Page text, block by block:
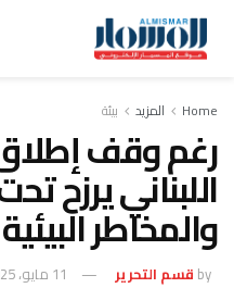
Home المزيد بيئة
رغم وقف إطلاق
اللبناني يرزح
والمخاطر البيئية
by قسم التحرير 11 مايو، 2025